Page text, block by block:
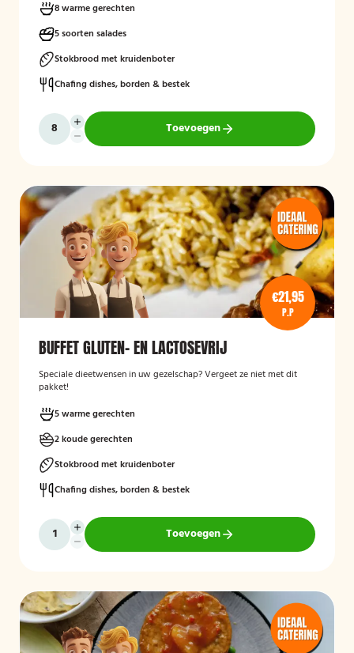
8 warme gerechten
5 soorten salades
Stokbrood met kruidenboter
Chafing dishes, borden & bestek
Toevoegen
€21,95
P.P
BUFFET GLUTEN- EN LACTOSEVRIJ
Speciale dieetwensen in uw gezelschap? Vergeet ze niet met dit
pakket!
5 warme gerechten
2 koude gerechten
Stokbrood met kruidenboter
Chafing dishes, borden & bestek
Toevoegen